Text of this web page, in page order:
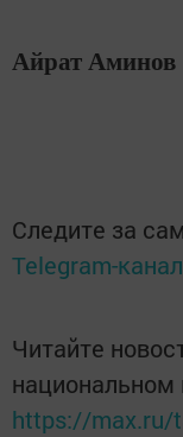
Айрат Аминов
Следите за
Telegram-
Читайте
https://max.ru/